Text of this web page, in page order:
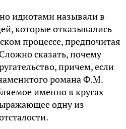
идиотами называли в
которые отказывались
процессе, предпочитая
сказать, почему
причем, если
романа Ф.М.
именно в кругах
одну из